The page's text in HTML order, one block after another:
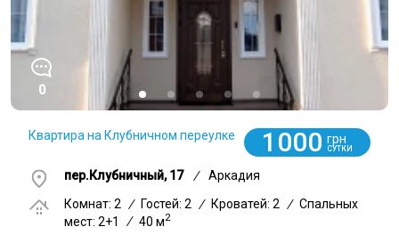
0
Квартира на Клубничном переулке 1000 грн
СУТКИ
пер.Клубничный, 17 /
Аркадия
Комнат: 2
/ Гостей: 2 / Кроватей: 2 / Спальных
мест: 2+1
/ 40 м2